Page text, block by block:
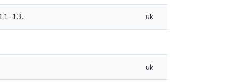
13. uk
uk